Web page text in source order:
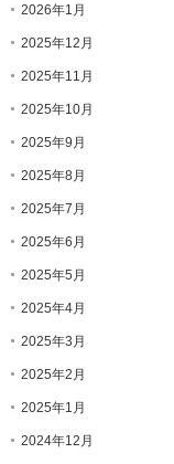
2026年1月
2025年12月
2025年11月
2025年10月
2025年9月
2025年8月
2025年7月
2025年6月
2025年5月
2025年4月
2025年3月
2025年2月
2025年1月
2024年12月